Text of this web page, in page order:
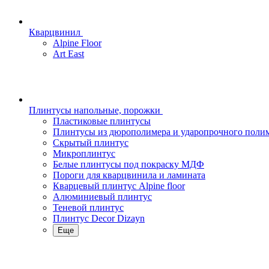
Кварцвинил
Alpine Floor
Art East
Плинтусы напольные, порожки
Пластиковые плинтусы
Плинтусы из дюрополимера и ударопрочного
Скрытый плинтус
Микроплинтус
Белые плинтусы под покраску МДФ
Пороги для кварцвинила и ламината
Кварцевый плинтус Alpine floor
Алюминиевый плинтус
Теневой плинтус
Плинтус Decor Dizayn
Еще